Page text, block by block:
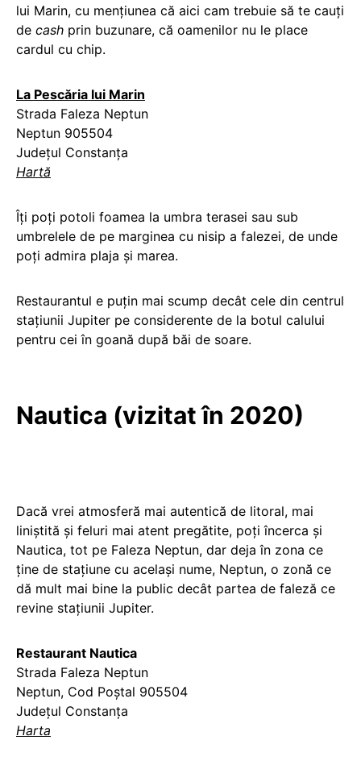
lui Marin, cu mențiunea că aici cam trebuie să te cauți
de cash prin buzunare, că oamenilor nu le place
cardul cu chip.
La Pescăria lui Marin
Strada Faleza Neptun
Neptun 905504
Județul Constanța
Hartă
Îți poți potoli foamea la umbra terasei sau sub
umbrelele de pe marginea cu nisip a falezei, de unde
poți admira plaja și marea.
Restaurantul e puțin mai scump decât cele din centrul
stațiunii Jupiter pe considerente de la botul calului
pentru cei în goană după băi de soare.
Nautica (vizitat în 2020)
Dacă vrei atmosferă mai autentică de litoral, mai
liniștită și feluri mai atent pregătite, poți încerca și
Nautica, tot pe Faleza Neptun, dar deja în zona ce
ține de stațiune cu același nume, Neptun, o zonă ce
dă mult mai bine la public decât partea de faleză ce
revine stațiunii Jupiter.
Restaurant Nautica
Strada Faleza Neptun
Neptun, Cod Poștal 905504
Județul Constanța
Harta